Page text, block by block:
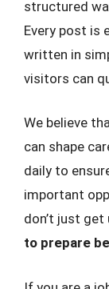
structured
Every post is
written in
visitors can
We believe
can shape
daily to
important
don’t just
to prepare